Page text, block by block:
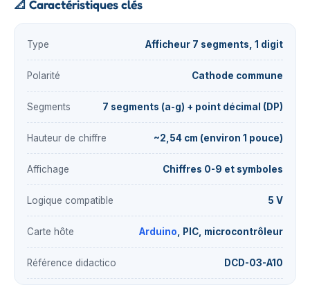
📐 Caractéristiques clés
Type Afficheur 7 segments, 1 digit
Polarité Cathode commune
Segments 7 segments (a-g) + point décimal (DP)
Hauteur de chiffre ~2,54 cm (environ 1 pouce)
Affichage Chiffres 0-9 et symboles
Logique compatible 5 V
Carte hôte Arduino, PIC, microcontrôleur
Référence didactico DCD-03-A10